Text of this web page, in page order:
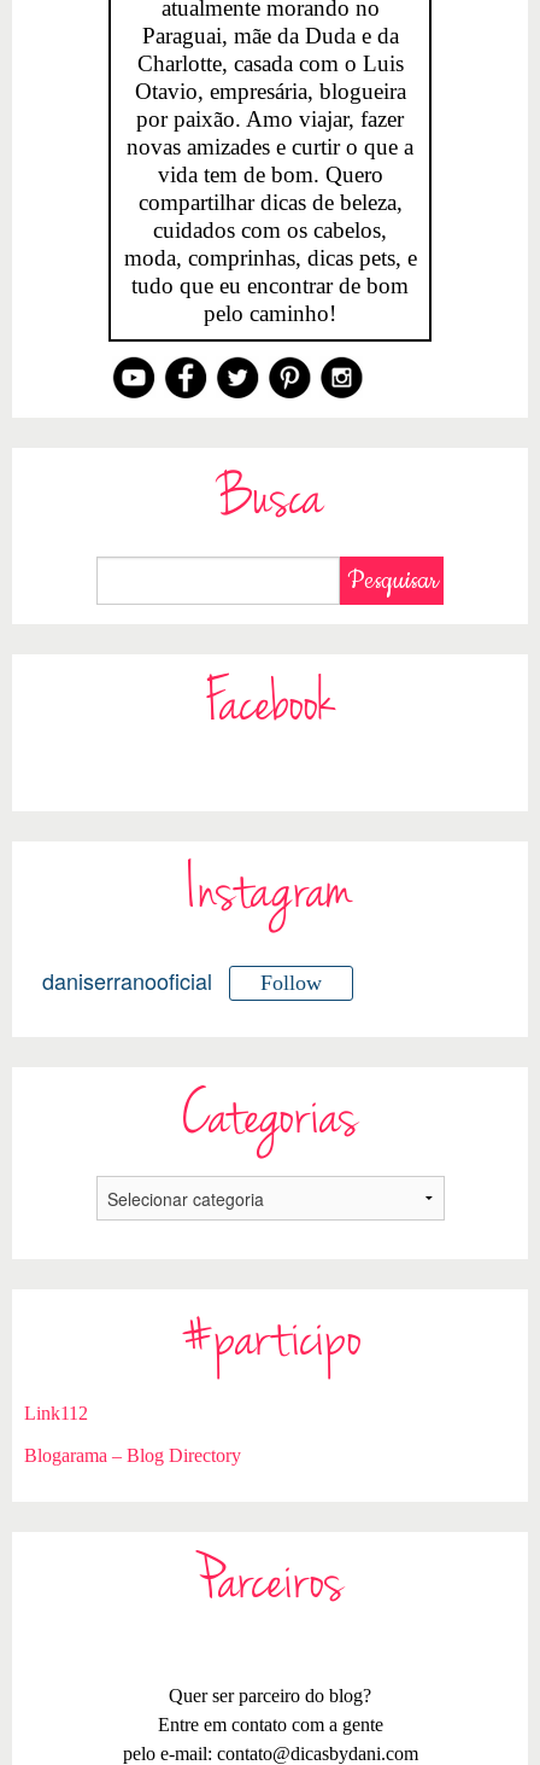
atualmente morando no
Paraguai, mãe da Duda e da
Charlotte, casada com o Luis
Otavio, empresária, blogueira
por paixão. Amo viajar, fazer
novas amizades e curtir o que a
vida tem de bom. Quero
compartilhar dicas de beleza,
cuidados com os cabelos,
moda, comprinhas, dicas pets, e
tudo que eu encontrar de bom
pelo caminho!
Busca
Facebook
Instagram
daniserranooficial Follow
Categorias
#participo
Link112
Blogarama – Blog Directory
Parceiros
Quer ser parceiro do blog?
Entre em contato com a gente
pelo e-mail: contato@dicasbydani.com